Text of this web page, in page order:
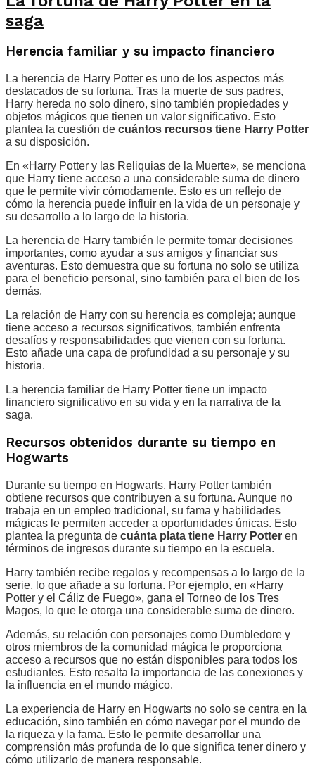
saga
Herencia familiar y su impacto financiero
La herencia de Harry Potter es uno de los aspectos más
destacados de su fortuna. Tras la muerte de sus padres,
Harry hereda no solo dinero, sino también propiedades y
objetos mágicos que tienen un valor significativo. Esto
plantea la cuestión de cuántos recursos tiene Harry Potter
a su disposición.
En «Harry Potter y las Reliquias de la Muerte», se menciona
que Harry tiene acceso a una considerable suma de dinero
que le permite vivir cómodamente. Esto es un reflejo de
cómo la herencia puede influir en la vida de un personaje y
su desarrollo a lo largo de la historia.
La herencia de Harry también le permite tomar decisiones
importantes, como ayudar a sus amigos y financiar sus
aventuras. Esto demuestra que su fortuna no solo se utiliza
para el beneficio personal, sino también para el bien de los
demás.
La relación de Harry con su herencia es compleja; aunque
tiene acceso a recursos significativos, también enfrenta
desafíos y responsabilidades que vienen con su fortuna.
Esto añade una capa de profundidad a su personaje y su
historia.
La herencia familiar de Harry Potter tiene un impacto
financiero significativo en su vida y en la narrativa de la
saga.
Recursos obtenidos durante su tiempo en
Hogwarts
Durante su tiempo en Hogwarts, Harry Potter también
obtiene recursos que contribuyen a su fortuna. Aunque no
trabaja en un empleo tradicional, su fama y habilidades
mágicas le permiten acceder a oportunidades únicas. Esto
plantea la pregunta de cuánta plata tiene Harry Potter en
términos de ingresos durante su tiempo en la escuela.
Harry también recibe regalos y recompensas a lo largo de la
serie, lo que añade a su fortuna. Por ejemplo, en «Harry
Potter y el Cáliz de Fuego», gana el Torneo de los Tres
Magos, lo que le otorga una considerable suma de dinero.
Además, su relación con personajes como Dumbledore y
otros miembros de la comunidad mágica le proporciona
acceso a recursos que no están disponibles para todos los
estudiantes. Esto resalta la importancia de las conexiones y
la influencia en el mundo mágico.
La experiencia de Harry en Hogwarts no solo se centra en la
educación, sino también en cómo navegar por el mundo de
la riqueza y la fama. Esto le permite desarrollar una
comprensión más profunda de lo que significa tener dinero y
cómo utilizarlo de manera responsable.